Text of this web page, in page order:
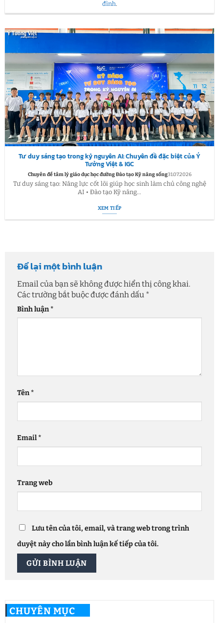
CHUYÊN MỤC
đình.
Tư duy sáng tạo trong kỷ nguyên AI: Chuyên đề đặc biệt của Ý
Tưởng Việt & IGC
Chuyên đề tâm lý giáo dục học đường Đào tạo Kỹ năng sống31.07.2026
Tư duy sáng tạo: Năng lực cốt lõi giúp học sinh làm chủ công nghệ
AI • Đào tạo Kỹ năng...
XEM TIẾP
Để lại một bình luận
Email của bạn sẽ không được hiển thị công khai.
Các trường bắt buộc được đánh dấu *
Bình luận*
Tên*
Email*
Trang web
Lưu tên của tôi, email, và trang web trong trình
duyệt này cho lần bình luận kế tiếp của tôi.